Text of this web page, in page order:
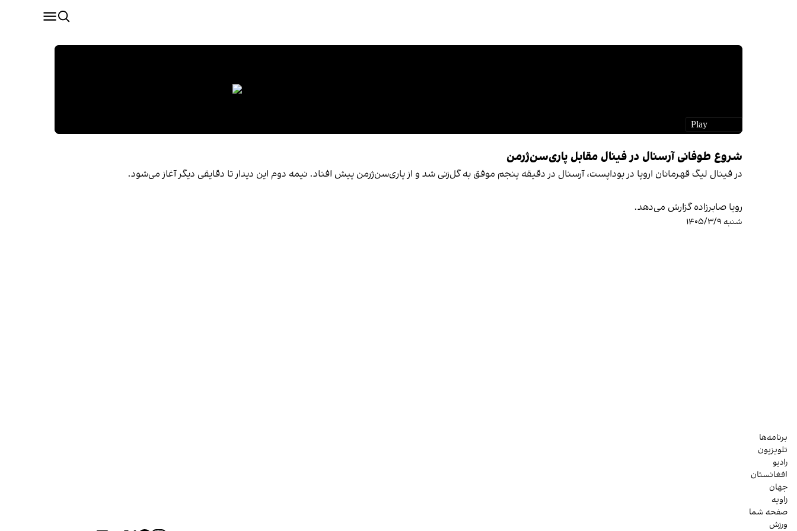
شروع طوفانی آرسنال در فینال مقابل پاری‌سن‌ژرمن
در فینال لیگ قهرمانان اروپا در بوداپست، آرسنال در دقیقه پنجم موفق به گل‌زنی شد و از پاری‌سن‌ژرمن پیش افتاد. نیمه دوم این دیدار تا دقایقی دیگر آغاز می‌شود.
رویا صابرزاده گزارش می‌دهد.
شنبه ۱۴۰۵/۳/۹
برنامه‌ها
تلویزیون
رادیو
افغانستان
جهان
زاویه
صفحه شما
ورزش